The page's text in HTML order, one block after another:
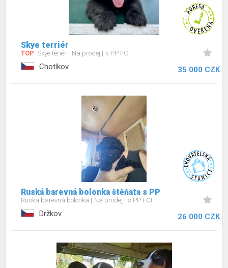
Skye terriér
TOP Skye teriér Na prodej s PP FCI
Chotíkov 35 000 CZK
Ruská barevná bolonka štěňata s PP
Ruská barevná bolonka Na prodej s PP FCI
Držkov 26 000 CZK